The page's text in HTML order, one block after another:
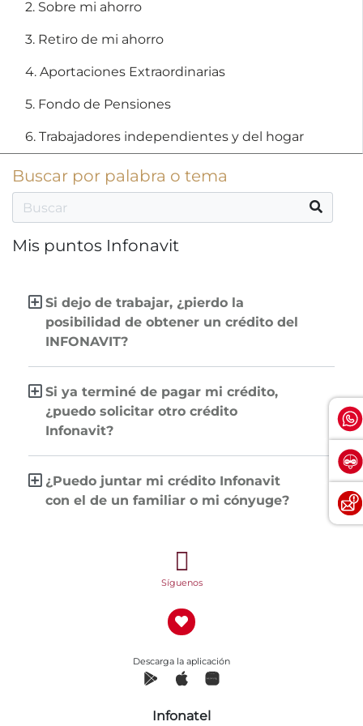
2. Sobre mi ahorro
3. Retiro de mi ahorro
4. Aportaciones Extraordinarias
5. Fondo de Pensiones
6. Trabajadores independientes y del hogar
Buscar por palabra o tema
Mis puntos Infonavit
Si dejo de trabajar, ¿pierdo la
posibilidad de obtener un crédito del
INFONAVIT?
Si ya terminé de pagar mi crédito,
¿puedo solicitar otro crédito
Infonavit?
¿Puedo juntar mi crédito Infonavit
con el de un familiar o mi cónyuge?
Síguenos
Descarga la aplicación
Infonatel